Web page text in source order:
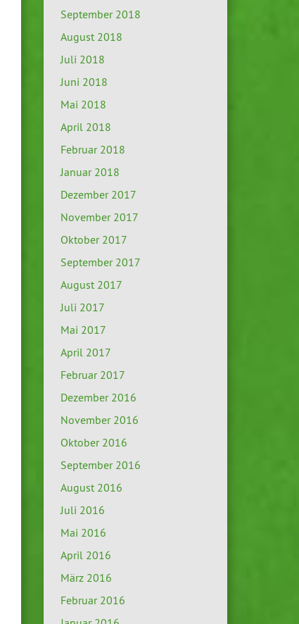
September 2018
August 2018
Juli 2018
Juni 2018
Mai 2018
April 2018
Februar 2018
Januar 2018
Dezember 2017
November 2017
Oktober 2017
September 2017
August 2017
Juli 2017
Mai 2017
April 2017
Februar 2017
Dezember 2016
November 2016
Oktober 2016
September 2016
August 2016
Juli 2016
Mai 2016
April 2016
März 2016
Februar 2016